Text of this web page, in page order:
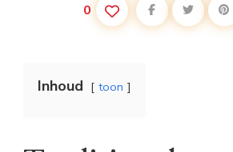
0
Inhoud toon